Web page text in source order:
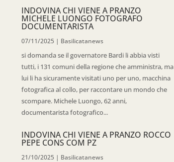
INDOVINA CHI VIENE A PRANZO
MICHELE LUONGO FOTOGRAFO
DOCUMENTARISTA
07/11/2025 | Basilicatanews
si domanda se il governatore Bardi li abbia visti
tutti, i 131 comuni della regione che amministra, ma
lui li ha sicuramente visitati uno per uno, macchina
fotografica al collo, per raccontare un mondo che
scompare. Michele Luongo, 62 anni,
documentarista fotografico...
INDOVINA CHI VIENE A PRANZO ROCCO
PEPE CONS COM PZ
21/10/2025 | Basilicatanews